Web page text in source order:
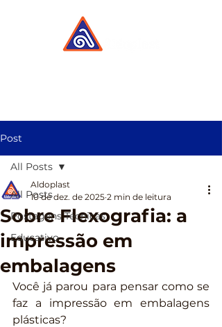
Post
All Posts
Postagens Técnicas
Educativo
All Posts
Sobre Flexografia: a
impressão em
embalagens
Aldoplast
10 de dez. de 2025 2 min de leitura
Você já parou para pensar como se
faz a impressão em embalagens
plásticas?